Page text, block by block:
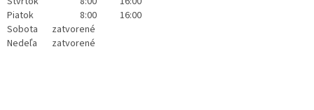
Piatok
8:00
16:00
Sobota
zatvorené
Nedeľa
zatvorené